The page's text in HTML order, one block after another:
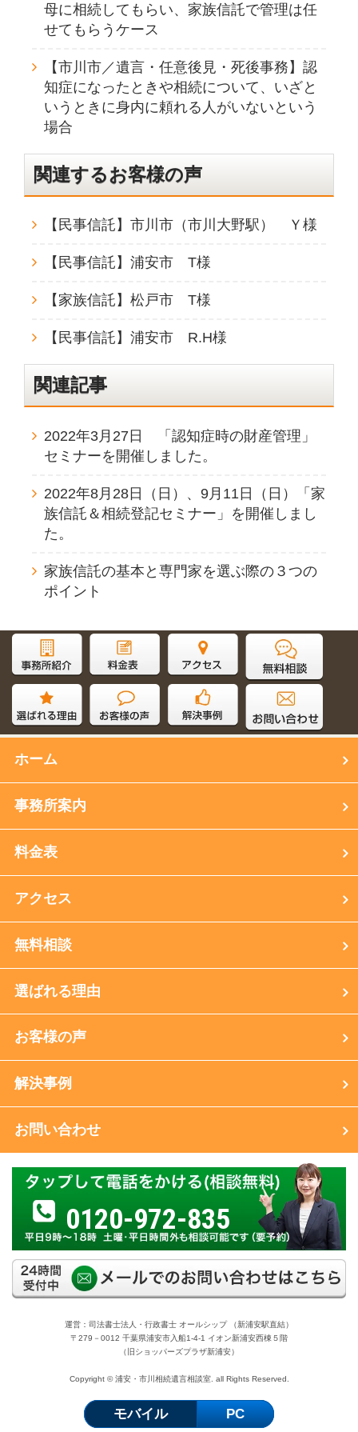
母に相続してもらい、家族信託で管理は任
せてもらうケース
【市川市／遺言・任意後見・死後事務】認
知症になったときや相続について、いざと
いうときに身内に頼れる人がいないという
場合
関連するお客様の声
【民事信託】市川市（市川大野駅） Ｙ様
【民事信託】浦安市 T様
【家族信託】松戸市 T様
【民事信託】浦安市 R.H様
関連記事
2022年3月27日 「認知症時の財産管理」
セミナーを開催しました。
2022年8月28日（日）、9月11日（日）「家
族信託＆相続登記セミナー」を開催しまし
た。
家族信託の基本と専門家を選ぶ際の３つの
ポイント
サイト内検索
ホーム
事務所案内
料金表
アクセス
無料相談
選ばれる理由
お客様の声
解決事例
お問い合わせ
0120-972-835
運営：司法書士法人・行政書士 オールシップ （新浦安駅直結）
〒279－0012 千葉県浦安市入船1-4-1 イオン新浦安西棟５階
（旧ショッパーズプラザ新浦安）
Copyright © 浦安・市川相続遺言相談室. all Rights Reserved.
モバイル PC